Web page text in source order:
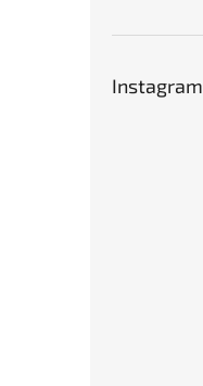
Instagram